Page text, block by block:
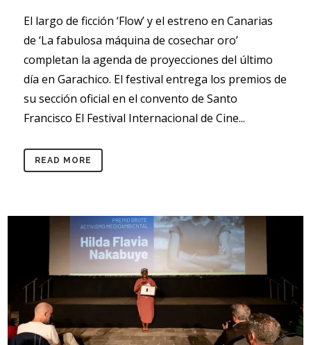
El largo de ficción ‘Flow’ y el estreno en Canarias
de ‘La fabulosa máquina de cosechar oro’
completan la agenda de proyecciones del último
día en Garachico. El festival entrega los premios de
su sección oficial en el convento de Santo
Francisco El Festival Internacional de Cine...
READ MORE